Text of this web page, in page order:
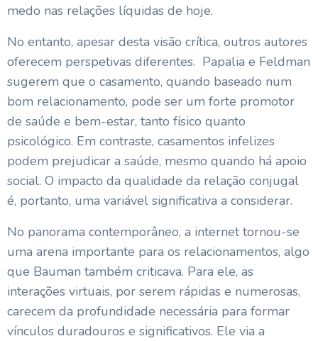
medo nas relações líquidas de hoje.
No entanto, apesar desta visão crítica, outros autores
oferecem perspetivas diferentes. Papalia e Feldman
sugerem que o casamento, quando baseado num
bom relacionamento, pode ser um forte promotor
de saúde e bem-estar, tanto físico quanto
psicológico. Em contraste, casamentos infelizes
podem prejudicar a saúde, mesmo quando há apoio
social. O impacto da qualidade da relação conjugal
é, portanto, uma variável significativa a considerar.
No panorama contemporâneo, a internet tornou-se
uma arena importante para os relacionamentos, algo
que Bauman também criticava. Para ele, as
interações virtuais, por serem rápidas e numerosas,
carecem da profundidade necessária para formar
vínculos duradouros e significativos. Ele via a